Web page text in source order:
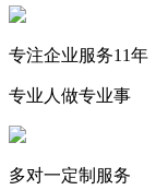
专注企业服务11年
专业人做专业事
多对一定制服务